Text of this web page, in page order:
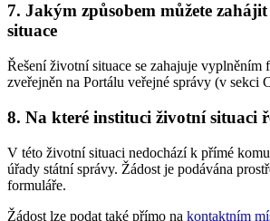
7. Jakým způsobem můžete
situace
Řešení životní situace se zahajuje vyplněním
zveřejněn na Portálu veřejné správy (v sekci
8. Na které instituci životní situaci
V této životní situaci nedochází k přímé
úřady státní správy. Žádost je podávána
formuláře.
Žádost lze podat také přímo na kontaktním